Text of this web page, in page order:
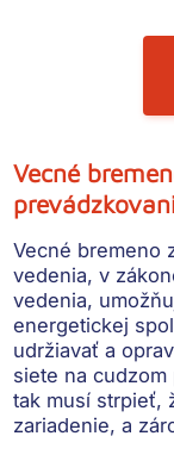
Vecné
Vecné bremeno
vedenia, v
vedenia,
energetickej
udržiavať a
siete na
tak musí strpieť,
zariadenie, a